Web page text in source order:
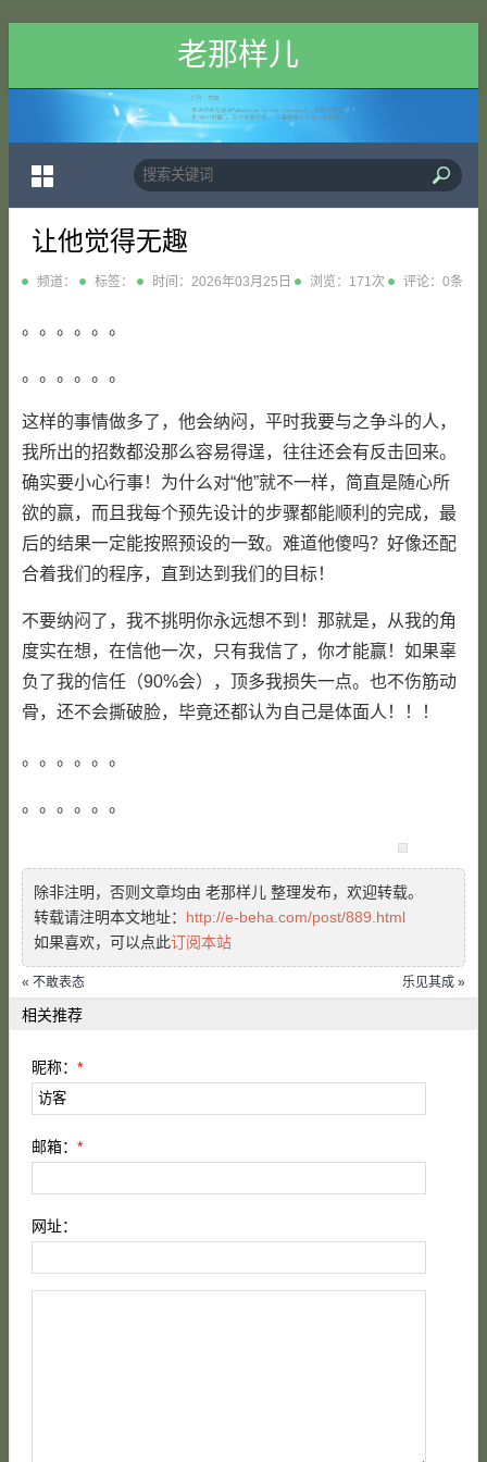
老那样儿
让他觉得无趣
频道： 标签： 时间：2026年03月25日 浏览：171次 评论：0条
。。。。。。
。。。。。。
这样的事情做多了，他会纳闷，平时我要与之争斗的人，
我所出的招数都没那么容易得逞，往往还会有反击回来。
确实要小心行事！为什么对“他”就不一样，简直是随心所
欲的赢，而且我每个预先设计的步骤都能顺利的完成，最
后的结果一定能按照预设的一致。难道他傻吗？好像还配
合着我们的程序，直到达到我们的目标！
不要纳闷了，我不挑明你永远想不到！那就是，从我的角
度实在想，在信他一次，只有我信了，你才能赢！如果辜
负了我的信任（90%会），顶多我损失一点。也不伤筋动
骨，还不会撕破脸，毕竟还都认为自己是体面人！！！
。。。。。。
。。。。。。
除非注明，否则文章均由 老那样儿 整理发布，欢迎转载。
转载请注明本文地址： http://e-beha.com/post/889.html
如果喜欢，可以点此订阅本站
« 不敢表态 乐见其成 »
相关推荐
昵称：*
邮箱：*
网址：